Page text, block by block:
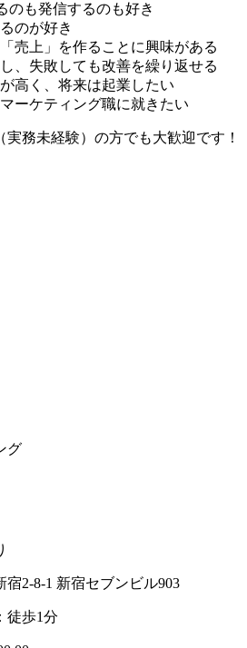
のも発信するのも好き
のが好き
売上」を作ることに興味がある
、失敗しても改善を繰り返せる
高く、将来は起業したい
ーケティング職に就きたい
務未経験）の方でも大歓迎です！
グ
宿2-8-1 新宿セブンビル903
徒歩1分